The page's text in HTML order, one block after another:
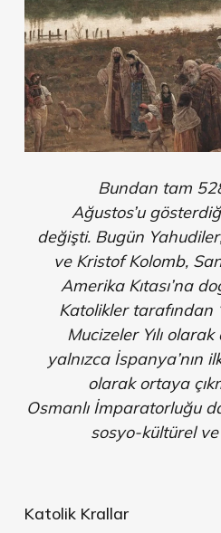
Bundan tam
Ağustos’u
değişti. Bugün
ve Kristof Kolomb,
Amerika Kıtası’na
Katolikler tarafından
Mucizeler Yılı olarak
yalnızca İspanya’nın
olarak ortaya
Osmanlı İmparatorluğu
sosyo-kültürel ve
Katolik Krallar